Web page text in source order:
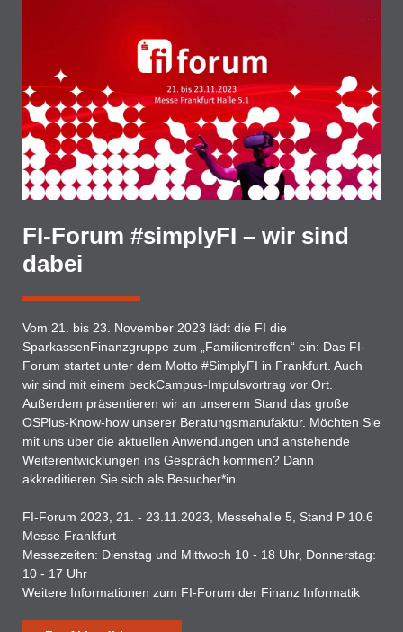
FI-Forum #simplyFI – wir sind
dabei
Vom 21. bis 23. November 2023 lädt die FI die
SparkassenFinanzgruppe zum „Familientreffen“ ein: Das FI-
Forum startet unter dem Motto #SimplyFI in Frankfurt. Auch
wir sind mit einem beckCampus-Impulsvortrag vor Ort.
Außerdem präsentieren wir an unserem Stand das große
OSPlus-Know-how unserer Beratungsmanufaktur. Möchten Sie
mit uns über die aktuellen Anwendungen und anstehende
Weiterentwicklungen ins Gespräch kommen? Dann
akkreditieren Sie sich als Besucher*in.
FI-Forum 2023, 21. - 23.11.2023, Messehalle 5, Stand P 10.6
Messe Frankfurt
Messezeiten: Dienstag und Mittwoch 10 - 18 Uhr, Donnerstag:
10 - 17 Uhr
Weitere Informationen zum FI-Forum der Finanz Informatik